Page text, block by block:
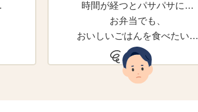
時間が経つとパサパサに…
お弁当でも、
おいしいごはんを食べたい…